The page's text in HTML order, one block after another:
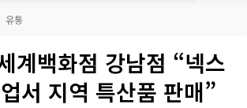
유통
계백화점 강남점 “넥스
서 지역 특산품 판매”